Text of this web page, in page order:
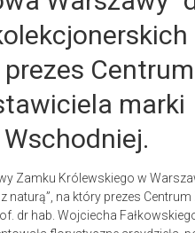
marki
Zamku Królewskiego w
na który prezes Centrum
dr hab. Wojciecha